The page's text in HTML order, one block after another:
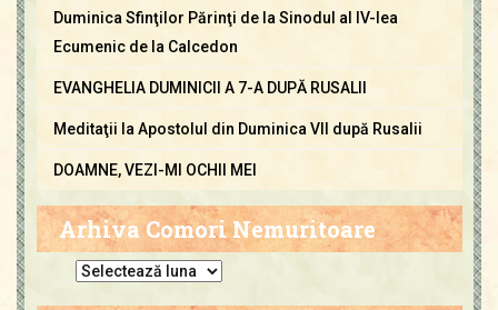
Duminica Sfinţilor Părinţi de la Sinodul al IV-lea
Ecumenic de la Calcedon
EVANGHELIA DUMINICII A 7-A DUPĂ RUSALII
Meditaţii la Apostolul din Duminica VII după Rusalii
DOAMNE, VEZI-MI OCHII MEI
Arhiva Comori Nemuritoare